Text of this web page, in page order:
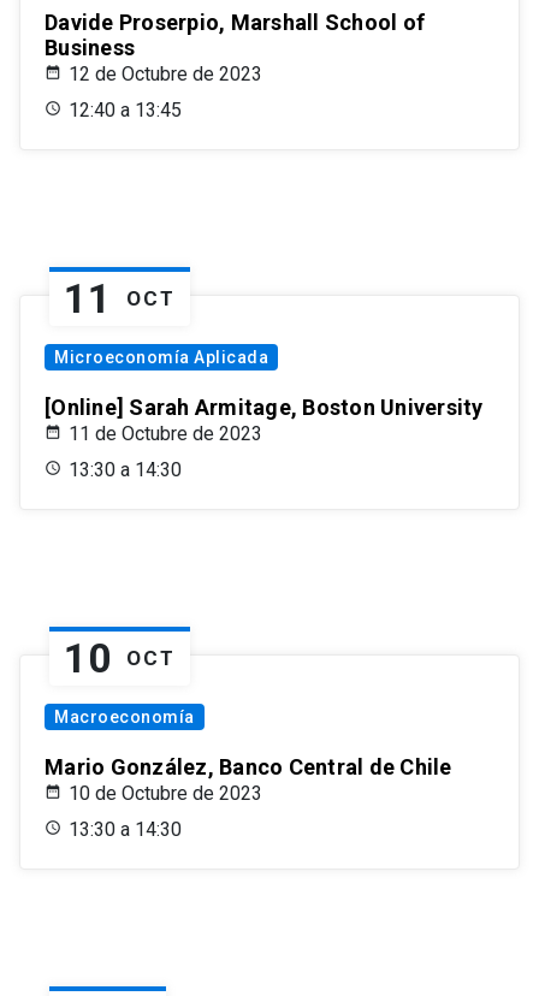
Davide Proserpio, Marshall School of
Business
12 de Octubre de 2023
12:40 a 13:45
11 OCT
Microeconomía Aplicada
[Online] Sarah Armitage, Boston University
11 de Octubre de 2023
13:30 a 14:30
10 OCT
Macroeconomía
Mario González, Banco Central de Chile
10 de Octubre de 2023
13:30 a 14:30